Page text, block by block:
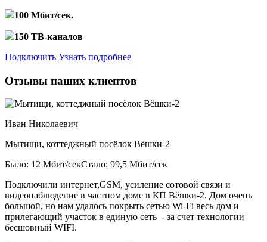
100 Мбит/сек.
150 ТВ-каналов
Подключить Узнать подробнее
Отзывы наших клиентов
Иван Николаевич
Мытищи, коттеджный посёлок Вёшки-2
Было: 12 Мбит/секСтало: 99,5 Мбит/сек
Подключили интернет,GSM, усиление сотовой связи и
видеонаблюдение в частном доме в КП Вёшки-2. Дом очень
большой, но нам удалось покрыть сетью Wi-Fi весь дом и
прилегающий участок в единую сеть - за счет технологии
бесшовный WIFI.